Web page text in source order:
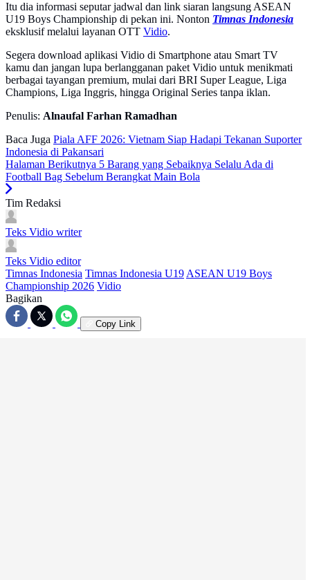
Itu dia informasi seputar jadwal dan link siaran langsung ASEAN
U19 Boys Championship di pekan ini. Nonton Timnas Indonesia
eksklusif melalui layanan OTT Vidio.
Segera download aplikasi Vidio di Smartphone atau Smart TV
kamu dan jangan lupa berlangganan paket Vidio untuk menikmati
berbagai tayangan premium, mulai dari BRI Super League, Liga
Champions, Liga Inggris, hingga Original Series tanpa iklan.
Penulis: Alnaufal Farhan Ramadhan
Baca Juga Piala AFF 2026: Vietnam Siap Hadapi Tekanan Suporter
Indonesia di Pakansari
Halaman Berikutnya 5 Barang yang Sebaiknya Selalu Ada di
Football Bag Sebelum Berangkat Main Bola
Tim Redaksi
Teks Vidio writer
Teks Vidio editor
Timnas Indonesia Timnas Indonesia U19 ASEAN U19 Boys
Championship 2026 Vidio
Bagikan
Copy Link